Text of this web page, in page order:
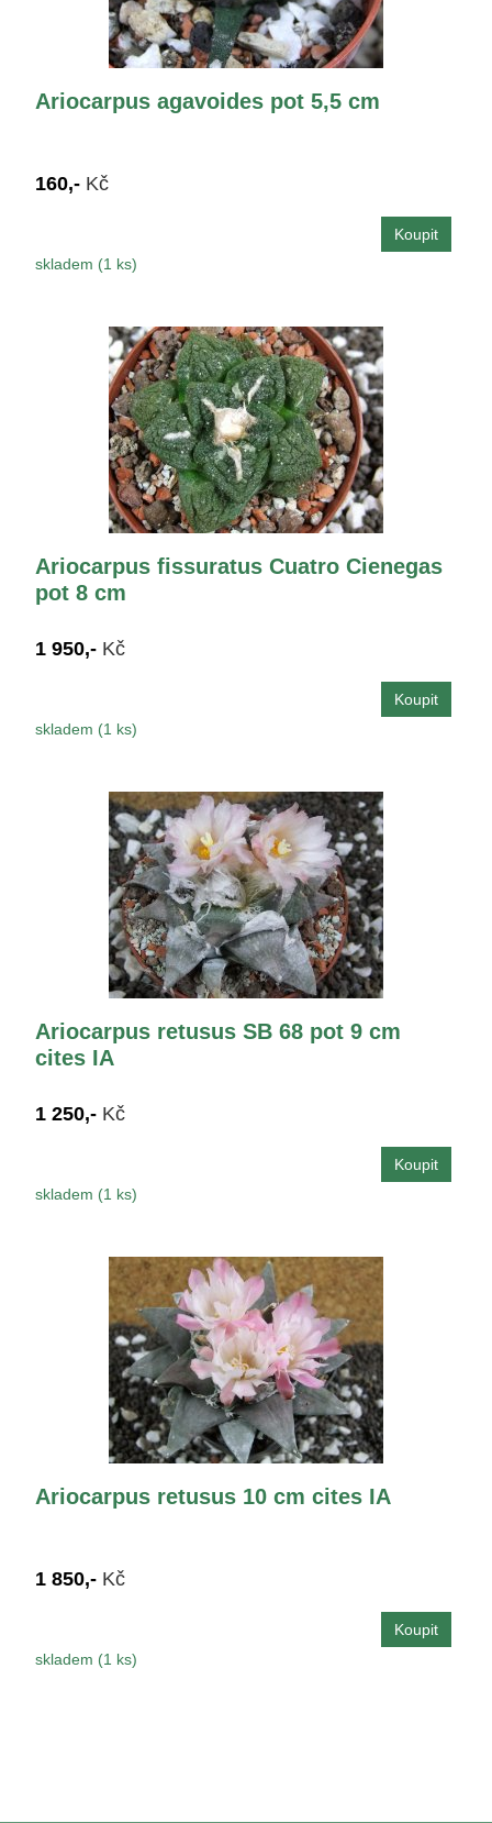
Ariocarpus agavoides pot 5,5 cm
160,- Kč
skladem (1 ks)
Ariocarpus fissuratus Cuatro Cienegas
pot 8 cm
1 950,- Kč
skladem (1 ks)
Ariocarpus retusus SB 68 pot 9 cm
cites IA
1 250,- Kč
skladem (1 ks)
Ariocarpus retusus 10 cm cites IA
1 850,- Kč
skladem (1 ks)